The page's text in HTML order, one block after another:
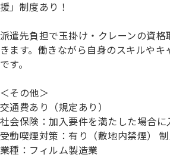
援」制度あり！
派遣先負担で玉掛け・クレーンの資格
きます。働きながら自身のスキルや
です。
＜その他＞
交通費あり（規定あり）
社会保険：加入要件を満たした場合に
受動喫煙対策：有り（敷地内禁煙）
業種：フィルム製造業